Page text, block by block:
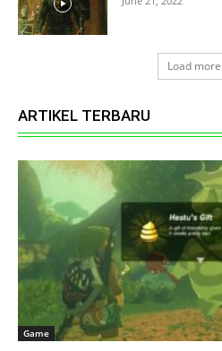
Load more
ARTIKEL TERBARU
Game